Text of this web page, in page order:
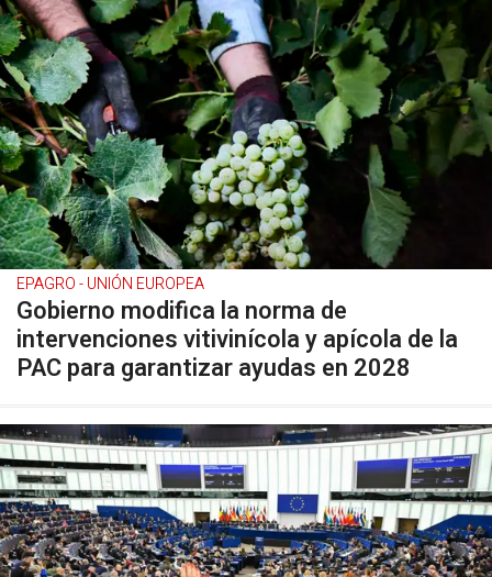
EPAGRO - UNIÓN EUROPEA
Gobierno modifica la norma de
intervenciones vitivinícola y apícola de la
PAC para garantizar ayudas en 2028